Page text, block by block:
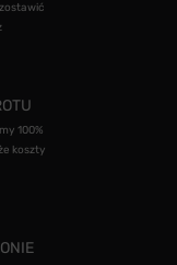
100%
koszty